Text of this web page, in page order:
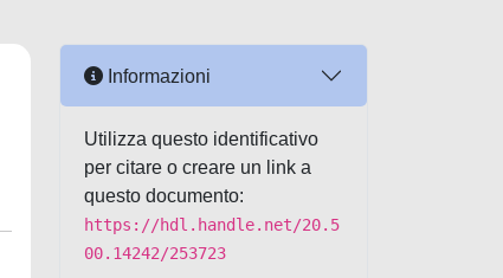
Informazioni
Utilizza questo identificativo
per citare o creare un link a
questo documento:
https://hdl.handle.net/20.5
00.14242/253723